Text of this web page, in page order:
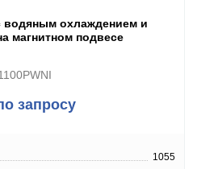
водяным охлаждением и
магнитном подвесе
запросу
1055